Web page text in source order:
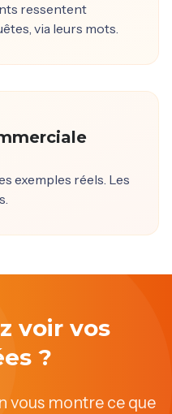
ressentent
via leurs mots.
exemples réels. Les
voir vos
?
vous montre ce que